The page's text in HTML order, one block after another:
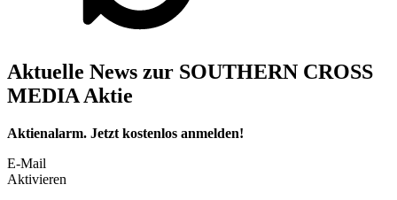
Aktuelle News zur SOUTHERN CROSS
MEDIA Aktie
Aktienalarm. Jetzt kostenlos anmelden!
E-Mail
Aktivieren